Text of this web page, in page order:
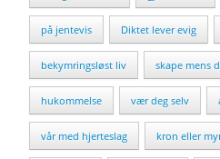
på jentevis Diktet lever evig
bekymringsløst liv skape mens
hukommelse vær deg selv
vår med hjerteslag kron eller